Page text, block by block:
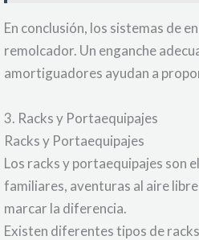
En conclusión, los sistemas de
remolcador. Un enganche
amortiguadores ayudan a
3. Racks y Portaequipajes
Racks y Portaequipajes
Los racks y portaequipajes son
familiares, aventuras al aire
marcar la diferencia.
Existen diferentes tipos de